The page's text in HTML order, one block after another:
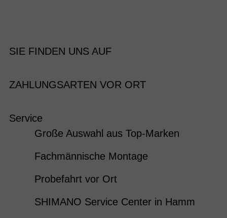
SIE FINDEN UNS AUF
ZAHLUNGSARTEN VOR ORT
Service
Große Auswahl aus Top-Marken
Fachmännische Montage
Probefahrt vor Ort
SHIMANO Service Center in Hamm